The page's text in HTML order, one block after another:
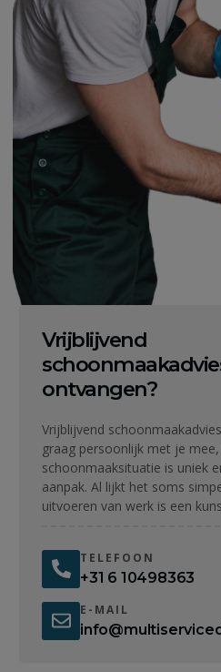
Vrijblijvend
ontvangen?
Vrijblijvend
graag persoonlijk met je
schoonmaaksituatie is uniek
aanpak. Al lijkt het soms
uitvoeren van werk is een
TELEFOON
+31 6 10498363
E-MAIL